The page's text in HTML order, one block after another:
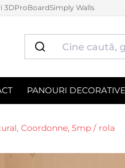
3DProBoardSimply Walls
PANOURI DECORATIVE
Coordonne, 5mp / rola